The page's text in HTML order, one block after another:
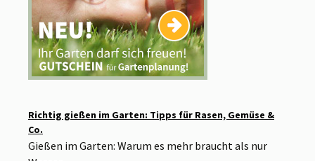
Richtig gießen im Garten: Tipps für Rasen, Gemüse &
Co.
Gießen im Garten: Warum es mehr braucht als nur